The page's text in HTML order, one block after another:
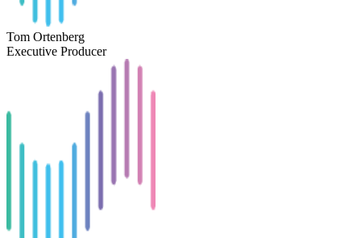
Tom Ortenberg
Executive Producer